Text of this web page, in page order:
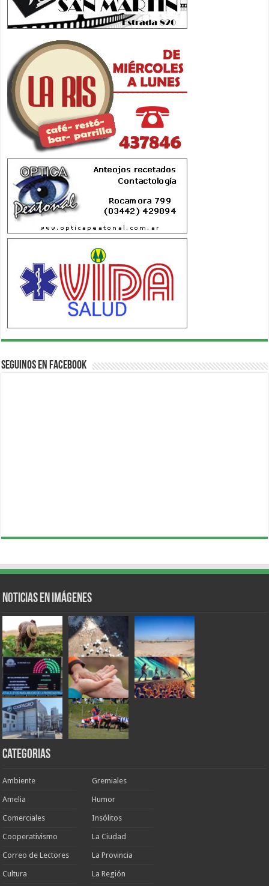
Seguinos en Facebook
Noticias en Imágenes
Categorias
Ambiente
Amelia
Comerciales
Cooperativismo
Correo de Lectores
Cultura
Gremiales
Humor
Insólitos
La Ciudad
La Provincia
La Región